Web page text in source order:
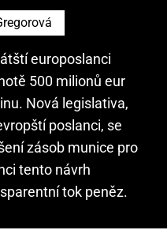
europoslanci
500 milionů eur
Nová legislativa,
poslanci, se
zásob munice pro
tento návrh
tok peněz.